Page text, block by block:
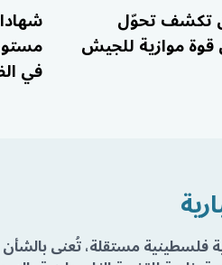
تكشف تحوّل
موازية للجيش
في
فلسطينية مستقلة، تُعنى